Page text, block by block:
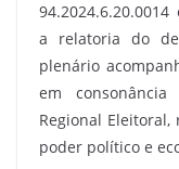
94.2024.6.20.0014
a relatoria do
plenário
em
Regional
poder político e